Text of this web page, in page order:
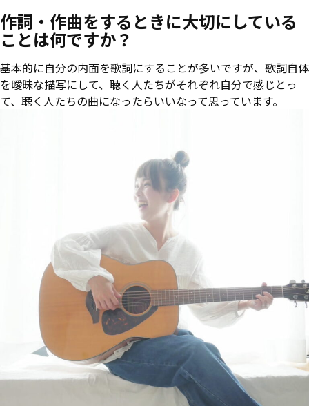
作詞・作曲をするときに大切にしている
ことは何ですか？
基本的に自分の内面を歌詞にすることが多いですが、歌詞自体
を曖昧な描写にして、聴く人たちがそれぞれ自分で感じとっ
て、聴く人たちの曲になったらいいなって思っています。